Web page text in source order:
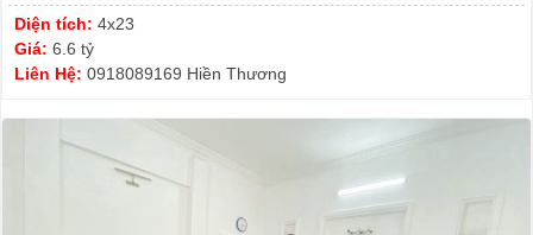
Diện tích: 4x23
Giá: 6.6 tỷ
Liên Hệ: 0918089169 Hiền Thương